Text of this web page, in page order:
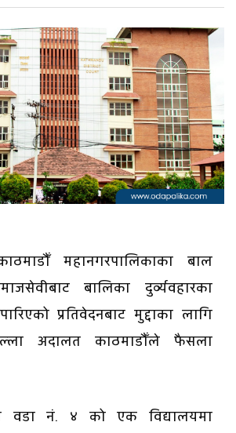
महानगरपालिकाका बाल
बालिका दुर्व्यवहारका
प्रतिवेदनबाट मुद्दाका लागि
अदालत काठमाडौँले फैसला
वडा नं. ४ को एक विद्यालयमा